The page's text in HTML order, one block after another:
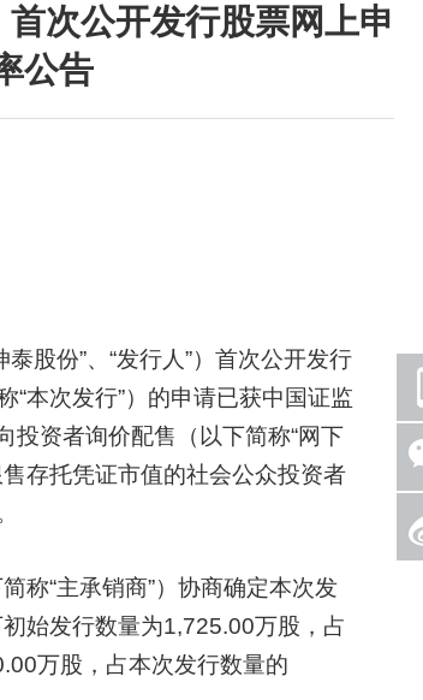
次公开发行股票网上申
公告
股份”、“发行人”）首次公开发行
本次发行”）的申请已获中国证监
投资者询价配售（以下简称“网下
存托凭证市值的社会公众投资者
“主承销商”）协商确定本次发
始发行数量为1,725.00万股，占
万股，占本次发行数量的